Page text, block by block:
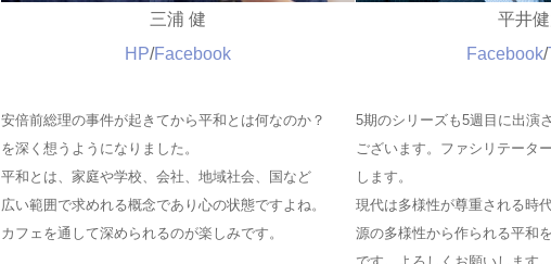
三浦 健
HP/Facebook
安倍前総理の事件が起きてから平和とは何なのか？
を深く想うようになりました。
平和とは、家庭や学校、会社、地域社会、国など
広い範囲で求めれる概念であり心の状態ですよね。
カフェを通して深められるのが楽しみです。
平井
Facebook/
5期のシリーズも5週目に出演
ございます。ファシリテータ
します。
現代は多様性が尊重される時
源の多様性から作られる平和